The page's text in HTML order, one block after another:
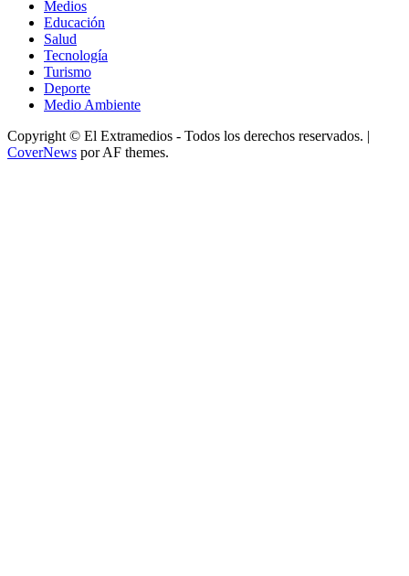
Medios
Educación
Salud
Tecnología
Turismo
Deporte
Medio Ambiente
Copyright © El Extramedios - Todos los derechos reservados. |
CoverNews por AF themes.